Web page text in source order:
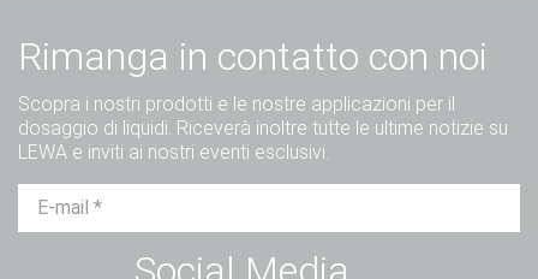
Rimanga in contatto con noi
Scopra i nostri prodotti e le nostre applicazioni per il
dosaggio di liquidi. Riceverà inoltre tutte le ultime notizie su
LEWA e inviti ai nostri eventi esclusivi.
Sig.ra Diverso